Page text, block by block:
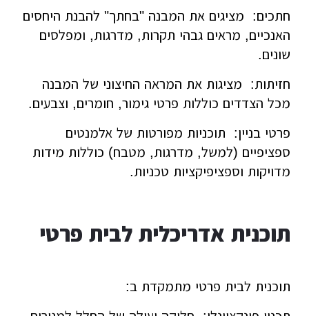
חתכים: מציגים את המבנה "בחתך" להבנת היחסים
האנכיים, מראים גבהי תקרות, מדרגות, ומפלסים
שונים.
חזיתות: מציגות את המראה החיצוני של המבנה
מכל הצדדים כוללות פרטי גימור, חומרים, וצבעים.
פרטי בניין: תוכניות מפורטות של אלמנטים
ספציפיים (למשל, מדרגות, מטבח) כוללות מידות
מדויקות וספציפיקציות טכניות.
תוכנית אדריכלית לבית פרטי
תוכנית לבית פרטי מתמקדת ב: